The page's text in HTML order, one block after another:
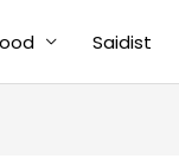
Saidist